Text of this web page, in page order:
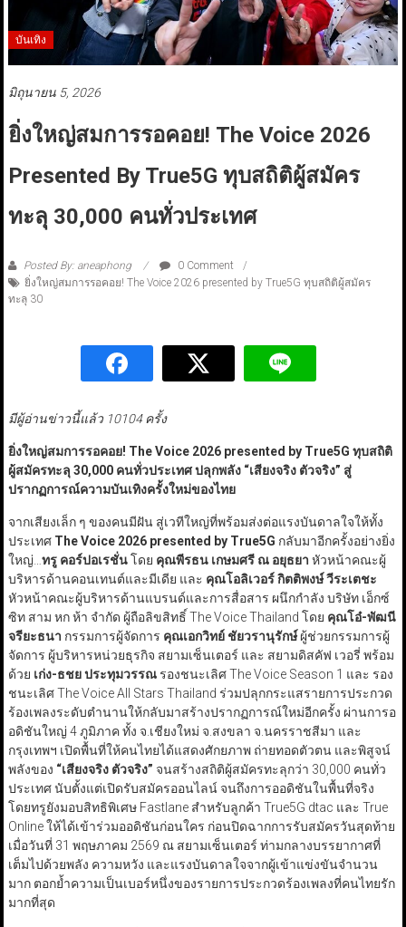
บันเทิง
มิถุนายน 5, 2026
ยิ่งใหญ่สมการรอคอย! The Voice 2026
Presented By True5G ทุบสถิติผู้สมัคร
ทะลุ 30,000 คนทั่วประเทศ
Posted By: aneaphong
0 Comment
ยิ่งใหญ่สมการรอคอย! The Voice 2026 presented by True5G ทุบสถิติผู้สมัคร
ทะลุ 30
มีผู้อ่านข่าวนี้แล้ว 10104 ครั้ง
ยิ่งใหญ่สมการรอคอย! The Voice2026 presented by True5G ทุบสถิติ
ผู้สมัครทะลุ 30,000 คนทั่วประเทศ ปลุกพลัง “เสียงจริง ตัวจริง” สู่
ปรากฏการณ์ความบันเทิงครั้งใหม่ของไทย
จากเสียงเล็ก ๆ ของคนมีฝัน สู่เวทีใหญ่ที่พร้อมส่งต่อแรงบันดาลใจให้ทั้ง
ประเทศ The Voice2026 presented by True5G กลับมาอีกครั้งอย่างยิ่ง
ใหญ่… ทรู คอร์ปอเรชั่นโดย คุณพีรธน เกษมศรี ณ อยุธยา หัวหน้าคณะผู้
บริหารด้านคอนเทนต์และมีเดีย และ คุณโอลิเวอร์ กิตติพงษ์ วีระเตชะ
หัวหน้าคณะผู้บริหารด้านแบรนด์และการสื่อสาร ผนึกกำลัง บริษัท เอ็กซ์
ซิท สาม หก ห้า จำกัด ผู้ถือลิขสิทธิ์ The Voice Thailand โดย คุณโอ๋-พัฒนี
จรียะธนา กรรมการผู้จัดการ คุณเอกวิทย์ ชัยวรานุรักษ์ผู้ช่วยกรรมการผู้
จัดการ ผู้บริหารหน่วยธุรกิจ สยามเซ็นเตอร์ และ สยามดิสคัฟ เวอรี่ พร้อม
ด้วย เก่ง-ธชย ประทุมวรรณรองชนะเลิศ The Voice Season 1 และ รอง
ชนะเลิศ The Voice All Stars Thailand ร่วมปลุกกระแสรายการประกวด
ร้องเพลงระดับตำนานให้กลับมาสร้างปรากฏการณ์ใหม่อีกครั้ง ผ่านการอ
อดิชันใหญ่ 4 ภูมิภาค ทั้ง จ.เชียงใหม่ จ.สงขลา จ.นครราชสีมา และ
กรุงเทพฯ เปิดพื้นที่ให้คนไทยได้แสดงศักยภาพ ถ่ายทอดตัวตน และพิสูจน์
พลังของ “เสียงจริง ตัวจริง” จนสร้างสถิติผู้สมัครทะลุกว่า 30,000 คนทั่ว
ประเทศ นับตั้งแต่เปิดรับสมัครออนไลน์ จนถึงการออดิชันในพื้นที่จริง
โดยทรูยังมอบสิทธิพิเศษ Fastlane สำหรับลูกค้า True5G dtac และ True
Online ให้ได้เข้าร่วมออดิชันก่อนใคร ก่อนปิดฉากการรับสมัครวันสุดท้าย
เมื่อวันที่ 31 พฤษภาคม 2569 ณ สยามเซ็นเตอร์ ท่ามกลางบรรยากาศที่
เต็มไปด้วยพลัง ความหวัง และแรงบันดาลใจจากผู้เข้าแข่งขันจำนวน
มาก ตอกย้ำความเป็นเบอร์หนึ่งของรายการประกวดร้องเพลงที่คนไทยรัก
มากที่สุด